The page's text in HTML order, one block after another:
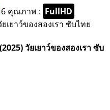
6 คุณภาพ : FullHD
วัยเยาว์ของสองเรา ซับ